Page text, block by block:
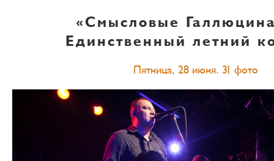
«Смысловые
Единственный летний
Пятница, 28 июня. 31 фото